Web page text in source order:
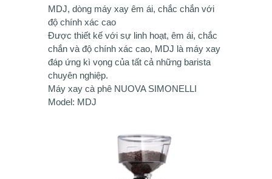
MDJ, dòng máy xay êm ái, chắc chắn với
độ chính xác cao
Được thiết kế với sự linh hoạt, êm ái, chắc
chắn và độ chính xác cao, MDJ là máy xay
đáp ứng kì vọng của tất cả những barista
chuyên nghiệp.
Máy xay cà phê NUOVA SIMONELLI
Model: MDJ